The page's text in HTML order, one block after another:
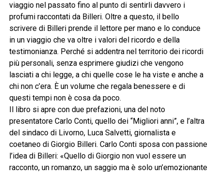
viaggio nel passato fino al punto di sentirli davvero i
profumi raccontati da Billeri. Oltre a questo, il bello
scrivere di Billeri prende il lettore per mano e lo conduce
in un viaggio che va oltre i valori del ricordo e della
testimonianza. Perché si addentra nel territorio dei ricordi
più personali, senza esprimere giudizi che vengono
lasciati a chi legge, a chi quelle cose le ha viste e anche a
chi non c’era. È un volume che regala benessere e di
questi tempi non è cosa da poco.
Il libro si apre con due prefazioni, una del noto
presentatore Carlo Conti, quello dei “Migliori anni”, e l’altra
del sindaco di Livorno, Luca Salvetti, giornalista e
coetaneo di Giorgio Billeri. Carlo Conti sposa con passione
l’idea di Billeri: «Quello di Giorgio non vuol essere un
racconto, un romanzo, un saggio ma è solo un’emozionante